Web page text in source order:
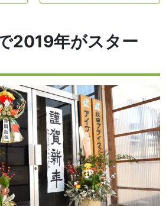
2019年がスター